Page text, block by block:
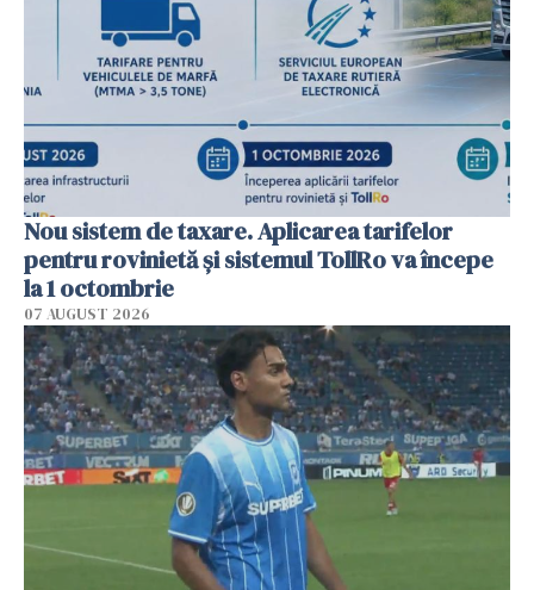
Nou sistem de taxare. Aplicarea tarifelor
pentru rovinietă şi sistemul TollRo va începe
la 1 octombrie
07 AUGUST 2026